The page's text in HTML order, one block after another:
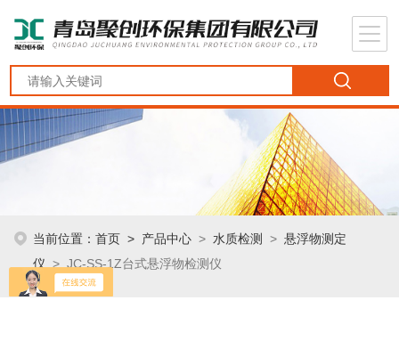
当前位置：首页 > 产品中心 >水质检测 >悬浮物测定
仪 > JC-SS-1Z台式悬浮物检测仪